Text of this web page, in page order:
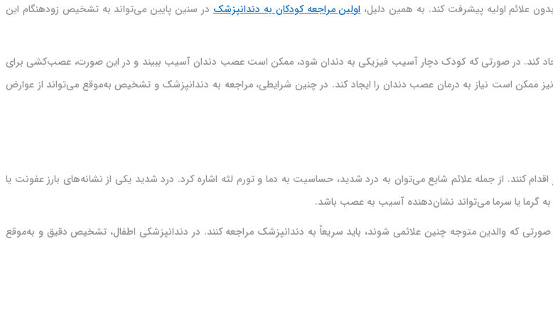
علائم اولیه پیشرفت کند. به همین دلیل،اولین مراجعه کودکان به دندانپزشک در سنین پایین می‌تواند به تشخیص زودهنگام این
کند. در صورتی که کودک دچار آسیب فیزیکی به دندان شود، ممکن است عصب دندان آسیب ببیند و در این صورت، عصب‌کشی برای
ممکن است نیاز به درمان عصب دندان را ایجاد کند. در چنین شرایطی، مراجعه به دندانپزشک و تشخیص به‌موقع می‌تواند از عوارض
کنند. از جمله علائم شایع می‌توان به درد شدید، حساسیت به دما و تورم لثه اشاره کرد. درد شدید یکی از نشانه‌های بارز عفونت یا
یا سرما می‌تواند نشان‌دهنده آسیب به عصب باشد.
که والدین متوجه چنین علائمی شوند، باید سریعاً به دندانپزشک مراجعه کنند. در دندانپزشکی اطفال، تشخیص دقیق و به‌موقع